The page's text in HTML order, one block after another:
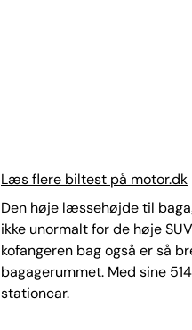
Læs flere biltest på motor.dk
Den høje læssehøjde til
ikke unormalt for de høje
kofangeren bag også er så
bagagerummet. Med sine
stationcar.